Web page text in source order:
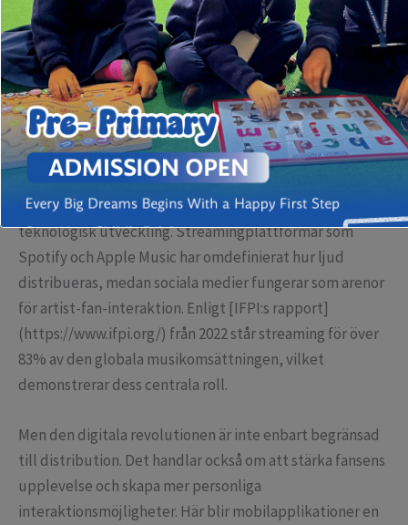
interagerar med sina favoritartister och musikaliska
evenemang. För att förstå denna transformation krävs en
djupdykning i nyckelteknologier samt en förmåga att
navigera i det digitala landskapet på ett strategiskt sätt.
Förändringens drivkrafter: Digitala verktyg och
konsumentbeteende
Det moderna musiklandskapet präglas av en snabb
teknologisk utveckling. Streamingplattformar som
Spotify och Apple Music har omdefinierat hur ljud
distribueras, medan sociala medier fungerar som arenor
för artist-fan-interaktion. Enligt [IFPI:s rapport]
(https://www.ifpi.org/) från 2022 står streaming för över
83% av den globala musikomsättningen, vilket
demonstrerar dess centrala roll.
Men den digitala revolutionen är inte enbart begränsad
till distribution. Det handlar också om att stärka fansens
upplevelse och skapa mer personliga
interaktionsmöjligheter. Här blir mobilapplikationer en